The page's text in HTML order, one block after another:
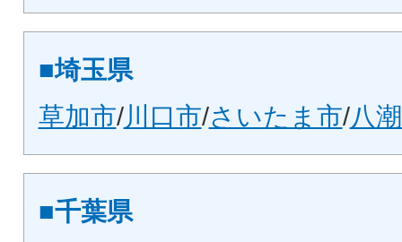
■埼玉県
草加市/川口市/さいたま市/八
■千葉県